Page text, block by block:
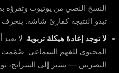
النسخ النصي من يوتيوب
تبدو النتيجة كقارئ شاشة. ينحرف
لا توجد إعادة هيكلة تربوية. لا
المحتوى للفهم السماعي. صُمّمت
البصريين — تشير إلى الشرائح،